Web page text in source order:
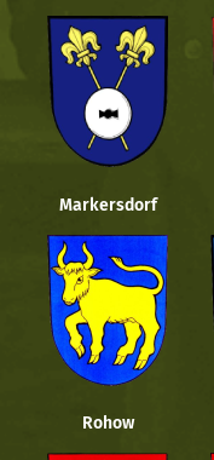
Markersdorf
Rohow